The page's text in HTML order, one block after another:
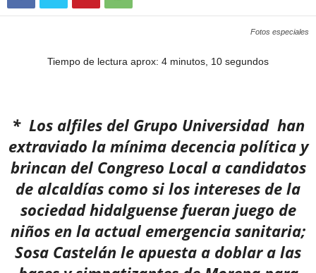
Fotos especiales
Tiempo de lectura aprox: 4 minutos, 10 segundos
* Los alfiles del Grupo Universidad han
extraviado la mínima decencia política y
brincan del Congreso Local a candidatos
de alcaldías como si los intereses de la
sociedad hidalguense fueran juego de
niños en la actual emergencia sanitaria;
Sosa Castelán le apuesta a doblar a las